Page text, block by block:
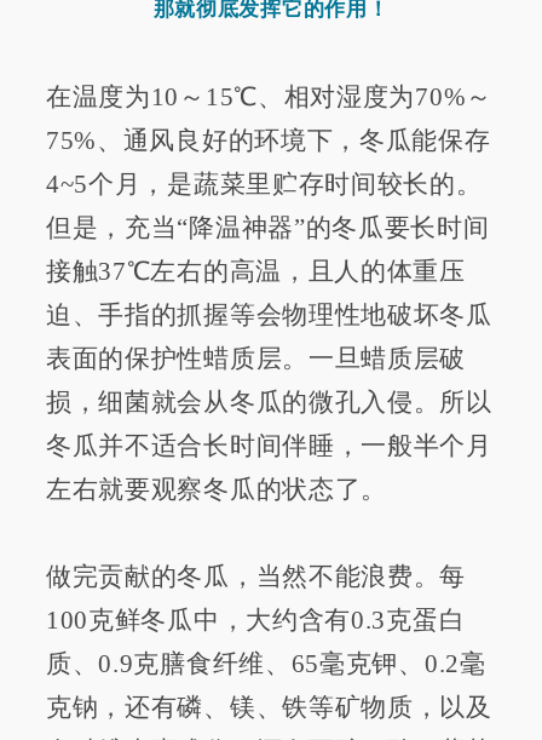
那就彻底发挥它的作用！
在温度为10～15℃、相对湿度为70%～
75%、通风良好的环境下，冬瓜能保存
4~5个月，是蔬菜里贮存时间较长的。
但是，充当“降温神器”的冬瓜要长时间
接触37℃左右的高温，且人的体重压
迫、手指的抓握等会物理性地破坏冬瓜
表面的保护性蜡质层。一旦蜡质层破
损，细菌就会从冬瓜的微孔入侵。所以
冬瓜并不适合长时间伴睡，一般半个月
左右就要观察冬瓜的状态了。
做完贡献的冬瓜，当然不能浪费。每
100克鲜冬瓜中，大约含有0.3克蛋白
质、0.9克膳食纤维、65毫克钾、0.2毫
克钠，还有磷、镁、铁等矿物质，以及